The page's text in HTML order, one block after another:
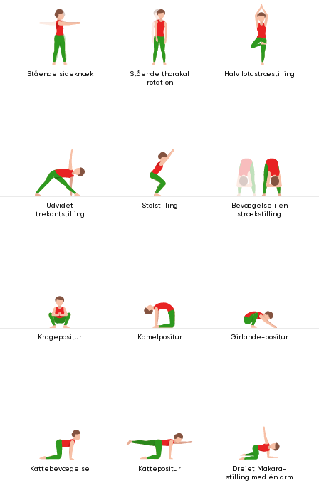
Stående sideknæk
Stående thorakal
rotation
Halv lotustræstilling
Udvidet
trekantstilling
Stolstilling
Bevægelse i en
strækstilling
Kragepositur Kamelpositur Girlande-positur
Kattebevægelse Kattepositur
Drejet Makara-
stilling med én arm